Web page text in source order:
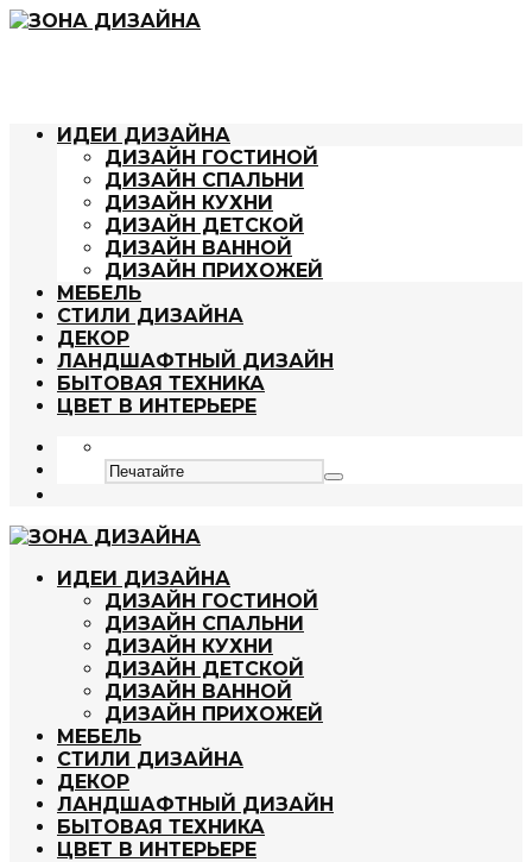
ИДЕИ ДИЗАЙНА
ДИЗАЙН ГОСТИНОЙ
ДИЗАЙН СПАЛЬНИ
ДИЗАЙН КУХНИ
ДИЗАЙН ДЕТСКОЙ
ДИЗАЙН ВАННОЙ
ДИЗАЙН ПРИХОЖЕЙ
МЕБЕЛЬ
СТИЛИ ДИЗАЙНА
ДЕКОР
ЛАНДШАФТНЫЙ ДИЗАЙН
БЫТОВАЯ ТЕХНИКА
ЦВЕТ В ИНТЕРЬЕРЕ
ИДЕИ ДИЗАЙНА
ДИЗАЙН ГОСТИНОЙ
ДИЗАЙН СПАЛЬНИ
ДИЗАЙН КУХНИ
ДИЗАЙН ДЕТСКОЙ
ДИЗАЙН ВАННОЙ
ДИЗАЙН ПРИХОЖЕЙ
МЕБЕЛЬ
СТИЛИ ДИЗАЙНА
ДЕКОР
ЛАНДШАФТНЫЙ ДИЗАЙН
БЫТОВАЯ ТЕХНИКА
ЦВЕТ В ИНТЕРЬЕРЕ